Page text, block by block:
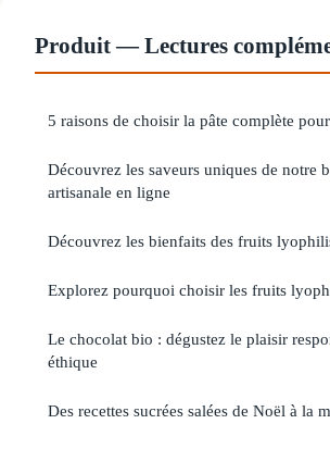
Produit — Lectures
5 raisons de choisir la pâte complète
Découvrez les saveurs uniques de notre
artisanale en ligne
Découvrez les bienfaits des fruits
Explorez pourquoi choisir les fruits
Le chocolat bio : dégustez le plaisir
éthique
Des recettes sucrées salées de Noël à la